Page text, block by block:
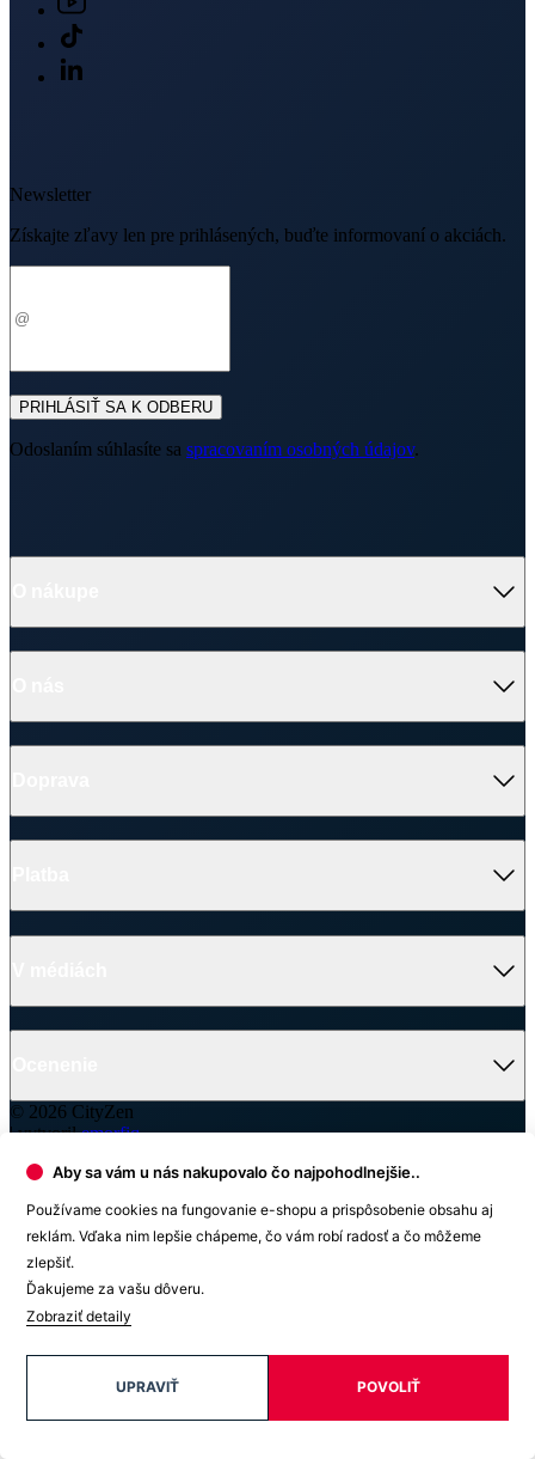
Newsletter
Získajte zľavy len pre prihlásených, buďte informovaní o akciách.
PRIHLÁSIŤ SA K ODBERU
Odoslaním súhlasíte sa spracovaním osobných údajov.
© 2026 CityZen
| vytvorilemorfiq
Zavrieť
Tabuľka veľkostí
Veľkosť (A)
61 cm 43 cm
164-170 65 cm 45 cm
Aby sa vám u nás nakupovalo čo najpohodlnejšie..
Používame cookies na fungovanie e-shopu a prispôsobenie obsahu aj
reklám. Vďaka nim lepšie chápeme, čo vám robí radosť a čo môžeme
zlepšiť.
Ďakujeme za vašu dôveru.
Zobraziť detaily
POVOLIŤ
UPRAVIŤ